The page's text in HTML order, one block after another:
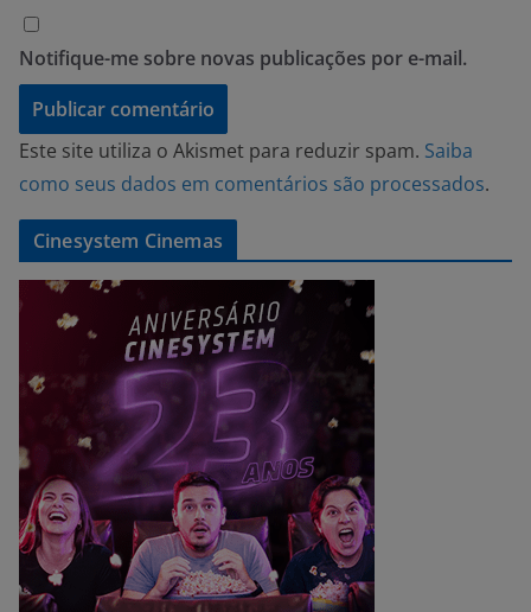
Notifique-me sobre novas publicações por e-mail.
Este site utiliza o Akismet para reduzir spam. Saiba
como seus dados em comentários são processados.
Cinesystem Cinemas